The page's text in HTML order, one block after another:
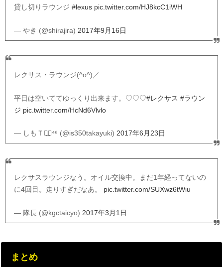
貸し切りラウンジ#lexus pic.twitter.com/HJ8kcC1iWH
— やき (@shirajira) 2017年9月16日
レクサス・ラウンジ(^o^)／
平日は空いててゆっくり出来ます。♡♡♡#レクサス #ラウン
ジ pic.twitter.com/HcNd6Vlvlo
— しもＴ◢͟￨⁴⁶ (@is350takayuki) 2017年6月23日
レクサスラウンジなう。オイル交換中。まだ1年経ってないの
に4回目。走りすぎだなあ。 pic.twitter.com/SUXwz6tWiu
— 隊長 (@kgctaicyo) 2017年3月1日
まとめ